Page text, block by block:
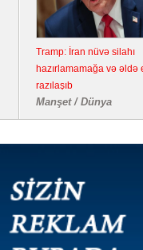
Tramp: İran nüvə silahı
hazırlamamağa və əldə
razılaşıb
Manşet / Dünya